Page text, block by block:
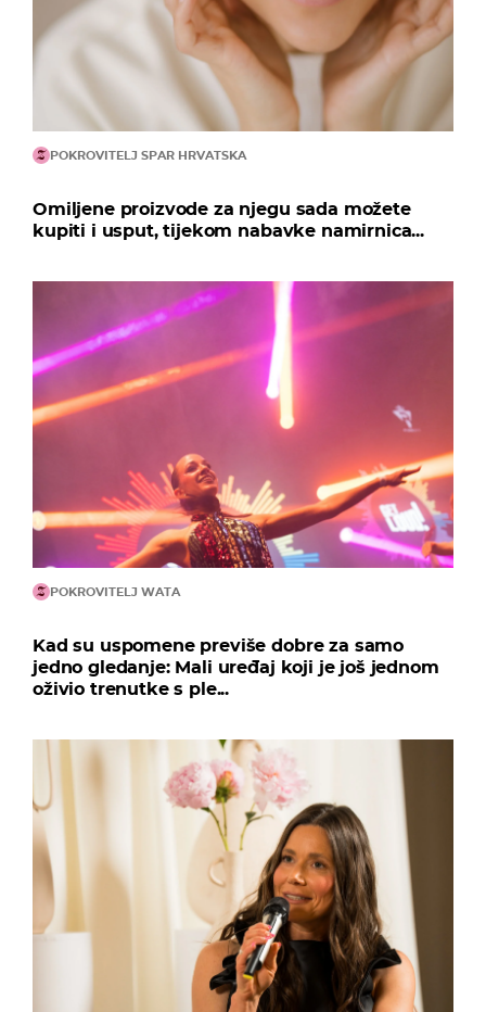
POKROVITELJ SPAR HRVATSKA
Omiljene proizvode za njegu sada možete
kupiti i usput, tijekom nabavke namirnica...
POKROVITELJ WATA
Kad su uspomene previše dobre za samo
jedno gledanje: Mali uređaj koji je još jednom
oživio trenutke s ple...